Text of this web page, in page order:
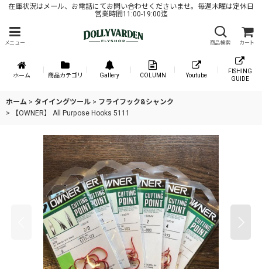
在庫状況はメール、お電話にてお問い合わせくださいませ。毎週木曜は定休日
営業時間11:00-19:00迄
メニュー 商品検索 カート
ホーム 商品カテゴリ Gallery COLUMN Youtube
FISHING
GUIDE
ホーム > タイイングツール > フライフック&シャンク
>
【OWNER】 All Purpose Hooks 5111